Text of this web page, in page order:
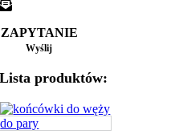
ZAPYTANIE
Wyślij
Lista produktów: